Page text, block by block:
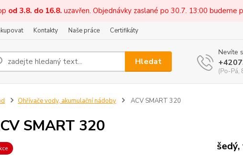
od 3.8. do 16.8. uzavřen. Objednávky zaslané po 30.7. 13:00
Kontakty Naše práce Certifikáty
Hledat
Nevíte
(Po-Pá,
Ohřívače vody, akumulační nádoby ACV SMART 320
SMART 320